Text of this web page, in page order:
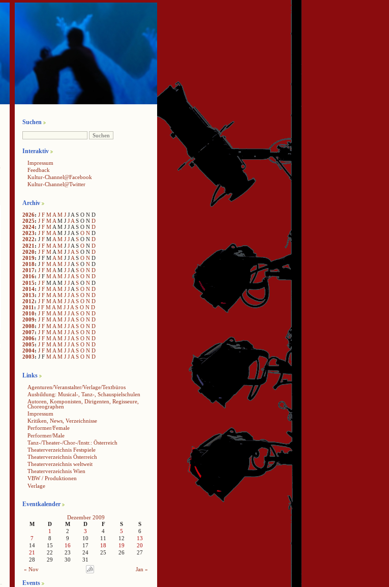
Suchen
Interaktiv
Impressum
Feedback
Kultur-Channel@Facebook
Kultur-Channel@Twitter
Archiv
2026: J F M A M J J A S O N D
2025: J F M A M J J A S O N D
2024: J F M A M J J A S O N D
2023: J F M A M J J A S O N D
2022: J F MA M J JA S O N D
2021 : J F M A M J J A S O N D
2020: J F M A M J J A S O N D
2019: J F M A M J J A S O N D
2018: J F M A M J J A S O N D
2017: J F M A M J J A S O N D
2016: J F M A M J J A S O N D
2015: J F M A M J J A S O N D
2014: J F M A M J J A S O N D
2013: J F M A M J J A S O N D
2012: J F M A M J J A S O N D
2011 : J F M A M J J A S O N D
2010: J F M A M J J A S O N D
2009: J F MA M J JA S O N D
2008: J F M A M J J A S O N D
2007: J F M A M J J A S O N D
2006: J F M A M J J A S O N D
2005: J F M A M J J A S O N D
2004: J F M A M J J A S O N D
2003: J F M A M J J A S O N D
Links
Agenturen/Veranstalter/Verlage/Textbüros
Ausbildung: Musical-, Tanz-, Schauspielschulen
Autoren, Komponisten, Dirigenten, Regisseure,
Choreographen
Impressum
Kritiken, News, Verzeichnisse
Performer/Female
Performer/Male
Tanz-/Theater-/Chor-/Instr.: Österreich
Theaterverzeichnis Festspiele
Theaterverzeichnis Österreich
Theaterverzeichnis weltweit
Theaterverzeichnis Wien
VBW / Produktionen
Verlage
Eventkalender
Dezember 2009
M
D M D F S
S
1
2 3 4 5
6
7
8 9 10 11 12
13
14
15 16 17 18 19
20
21
22 23 24 25 26
27
28
29 30
31
« Nov
Jan »
Events